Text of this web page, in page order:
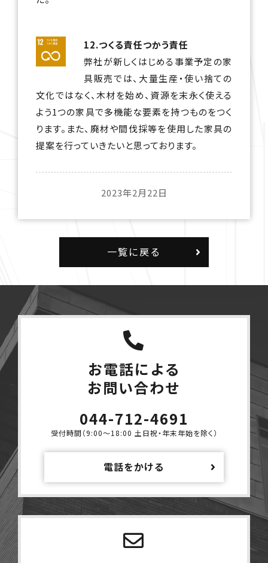
12.つくる責任つかう責任
弊社が新しくはじめる事業予定の家
具販売では、大量生産・使い捨ての
文化ではなく、木材を始め、資源を末永く使える
よう1つの家具で多機能な要素を持つものをつく
ります。また、廃材や間伐採等を使用した家具の
提案を行っていきたいと思っております。
2023年2月22日
一覧に戻る
お電話による
お問い合わせ
044-712-4691
受付時間（9:00〜18:00 土日祝・年末年始を除く）
電話をかける